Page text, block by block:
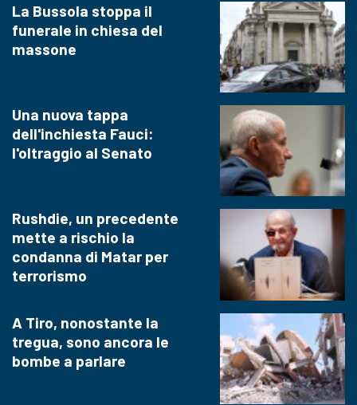
La Bussola stoppa il
funerale in chiesa del
massone
Una nuova tappa
dell'inchiesta Fauci:
l'oltraggio al Senato
Rushdie, un precedente
mette a rischio la
condanna di Matar per
terrorismo
A Tiro, nonostante la
tregua, sono ancora le
bombe a parlare